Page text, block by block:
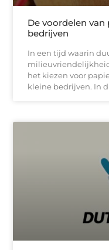
De voordelen
bedrijven
In een tijd waarin
het kiezen voor
kleine bedrijven. In